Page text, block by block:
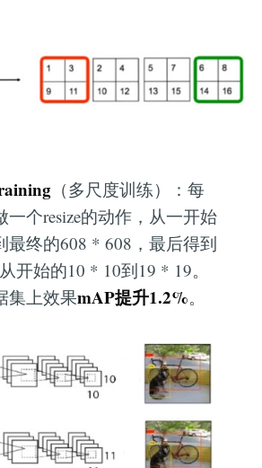
（多尺度训练）：每
一个resize的动作，从一开始
最终的608 * 608，最后得到
开始的10 * 10到19 * 19。
集上效果mAP提升1.2%。